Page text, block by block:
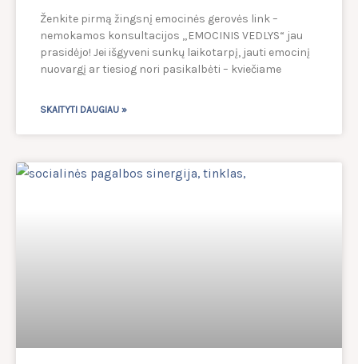
Ženkite pirmą žingsnį emocinės gerovės link –
nemokamos konsultacijos „EMOCINIS VEDLYS“ jau
prasidėjo! Jei išgyveni sunkų laikotarpį, jauti emocinį
nuovargį ar tiesiog nori pasikalbėti – kviečiame
SKAITYTI DAUGIAU »